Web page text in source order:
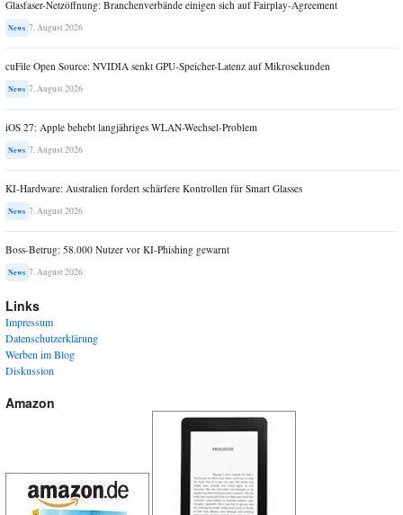
Glasfaser-Netzöffnung: Branchenverbände einigen sich auf Fairplay-Agreement
News 7. August 2026
cuFile Open Source: NVIDIA senkt GPU-Speicher-Latenz auf Mikrosekunden
News 7. August 2026
iOS 27: Apple behebt langjähriges WLAN-Wechsel-Problem
News 7. August 2026
KI-Hardware: Australien fordert schärfere Kontrollen für Smart Glasses
News 7. August 2026
Boss-Betrug: 58.000 Nutzer vor KI-Phishing gewarnt
News 7. August 2026
Links
Impressum
Datenschutzerklärung
Werben im Blog
Diskussion
Amazon